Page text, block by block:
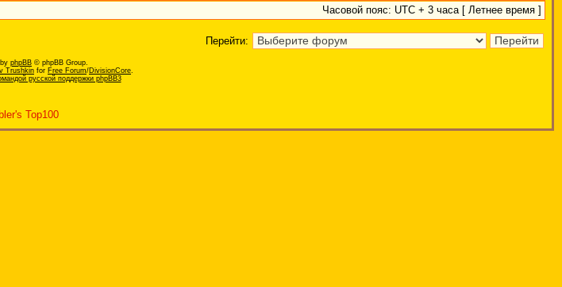
Часовой пояс: UTC + 3 часа [ Летнее время ]
Перейти:
phpBB © phpBB Group.
Trushkin for Free Forum/DivisionCore.
русской поддержки phpBB3